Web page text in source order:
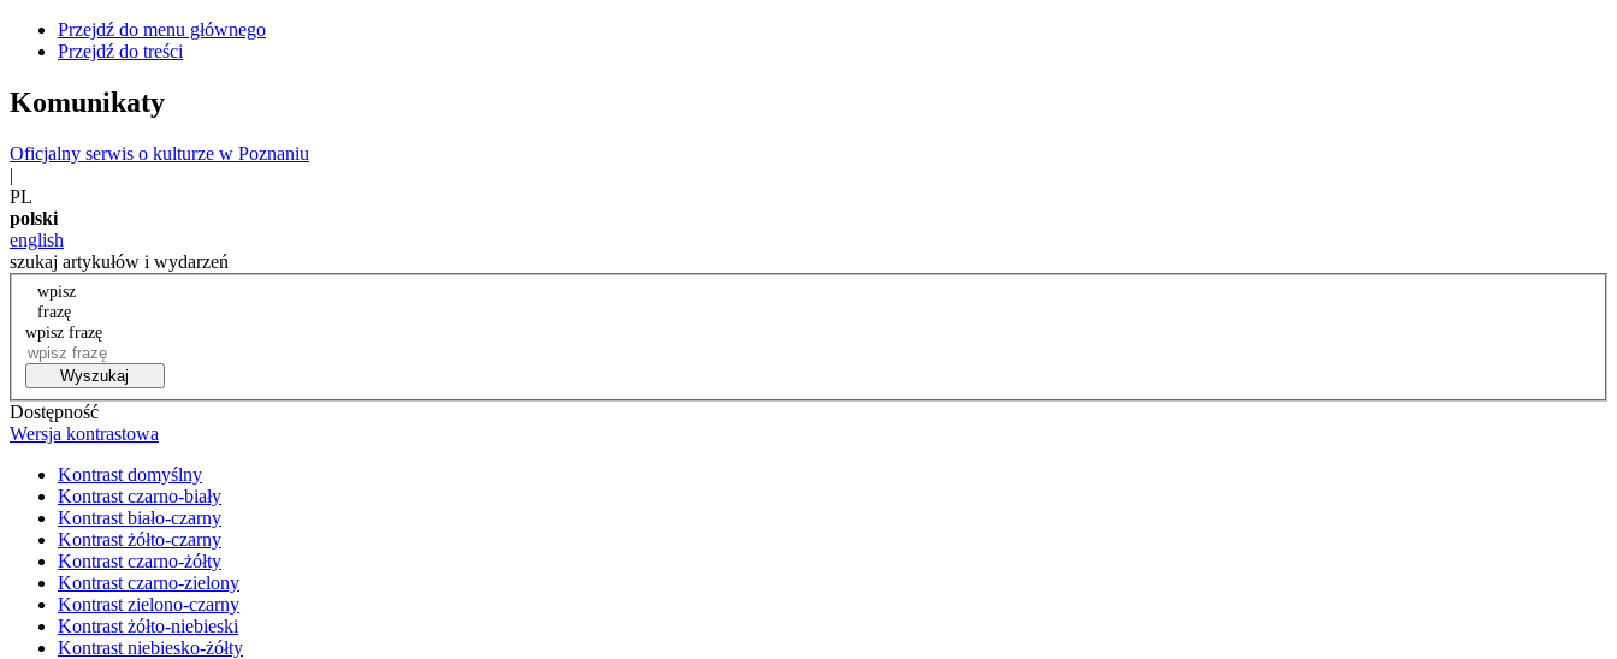
Przejdź do menu głównego
Przejdź do treści
Komunikaty
Oficjalny serwis o kulturze w Poznaniu
|
PL
polski
english
szukaj artykułów i wydarzeń
wpisz
frazę
wpisz frazę
Wyszukaj
Dostępność
Wersja kontrastowa
Kontrast domyślny
Kontrast czarno-biały
Kontrast biało-czarny
Kontrast żółto-czarny
Kontrast czarno-żółty
Kontrast czarno-zielony
Kontrast zielono-czarny
Kontrast żółto-niebieski
Kontrast niebiesko-żółty